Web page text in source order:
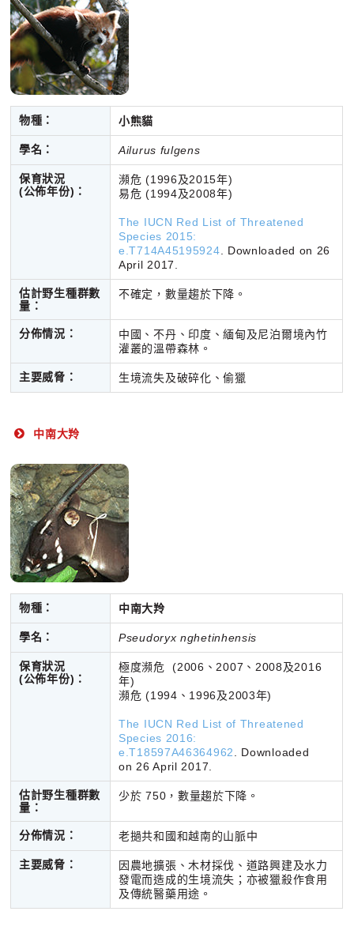
物種： 小熊貓
學名： Ailurus fulgens
保育狀況
(公佈年份)：
瀕危 (1996及2015年)
易危 (1994及2008年)
The IUCN Red List of Threatened
Species 2015:
e.T714A45195924 . Downloaded on 26
April 2017.
估計野生種群數
量：
不確定，數量趨於下降。
分佈情況：
中國、不丹、印度、緬甸及尼泊爾境內竹
灌叢的溫帶森林。
主要威脅： 生境流失及破碎化、偷獵
中南大羚
物種： 中南大羚
學名： Pseudoryx nghetinhensis
保育狀況
(公佈年份)：
極度瀕危 (2006、2007、2008及2016
年)
瀕危 (1994、1996及2003年)
The IUCN Red List of Threatened
Species 2016:
e.T18597A46364962
Downloaded
on 26 April 2017.
估計野生種群數
量：
少於 750，數量趨於下降。
分佈情況： 老撾共和國和越南的山脈中
主要威脅：
因農地擴張、木材採伐、道路興建及水力
發電而造成的生境流失；亦被獵殺作食用
及傳統醫藥用途。